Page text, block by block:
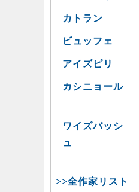
カトラン
ビュッフェ
アイズピリ
カシニョール
ワイズバッシ
ュ
>>全作家リスト